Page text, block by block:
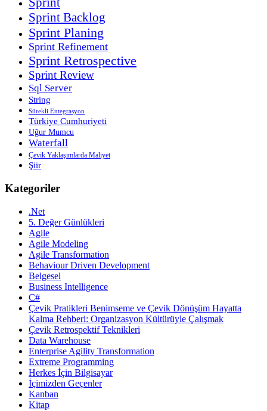
Sprint Backlog
Sprint Planing
Sprint Refinement
Sprint Retrospective
Sprint Review
Sql Server
String
Sürekli Entegrasyon
Türkiye Cumhuriyeti
Uğur Mumcu
Waterfall
Çevik Yaklaşımlarda Maliyet
Şiir
Kategoriler
.Net
5. Değer Günlükleri
Agile
Agile Modeling
Agile Transformation
Behaviour Driven Development
Belgesel
Business Intelligence
C#
Çevik Pratikleri Benimseme ve Çevik Dönüşüm Hayatta
Kalma Rehberi: Organizasyon Kültürüyle Çalışmak
Çevik Retrospektif Teknikleri
Data Warehouse
Enterprise Agility Transformation
Extreme Programming
Herkes İçin Bilgisayar
İçimizden Geçenler
Kanban
Kitap